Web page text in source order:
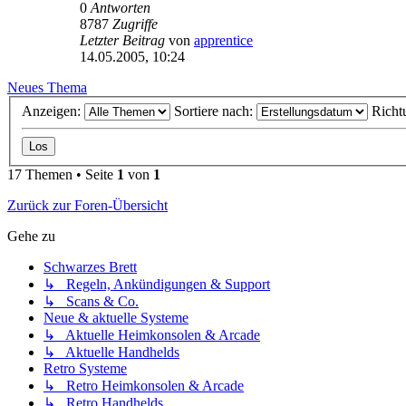
0Antworten
8787 Zugriffe
Letzter Beitrag von apprentice
14.05.2005, 10:24
Neues Thema
Anzeigen:
Sortiere nach:
17 Themen • Seite 1 von 1
Zurück zur Foren-Übersicht
Gehe zu
Schwarzes Brett
↳ Regeln, Ankündigungen & Support
↳ Scans & Co.
Neue & aktuelle Systeme
↳ Aktuelle Heimkonsolen & Arcade
↳ Aktuelle Handhelds
Retro Systeme
↳ Retro Heimkonsolen & Arcade
↳ Retro Handhelds